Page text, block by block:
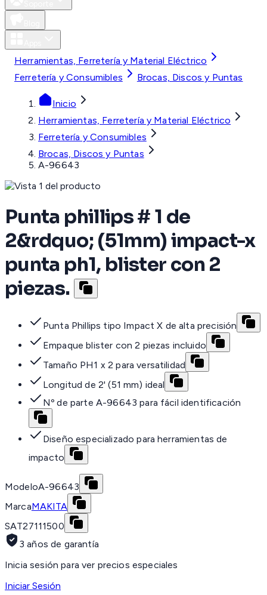
Herramientas, Ferretería y Material Eléctrico
Ferretería y Consumibles
Brocas, Discos y Puntas
Inicio
Herramientas, Ferretería y Material Eléctrico
Ferretería y Consumibles
Brocas, Discos y Puntas
A-96643
Punta phillips # 1 de
2&rdquo; (51mm) impact-x
punta ph1, blister con 2
piezas.
Punta Phillips tipo Impact X de alta precisión
Empaque blister con 2 piezas incluido
Tamaño PH1 x 2 para versatilidad
Longitud de 2' (51 mm) ideal
Nº de parte A-96643 para fácil identificación
Diseño especializado para herramientas de
impacto
ModeloA-96643
MarcaMAKITA
SAT27111500
3 años de garantía
Inicia sesión para ver precios especiales
Iniciar Sesión